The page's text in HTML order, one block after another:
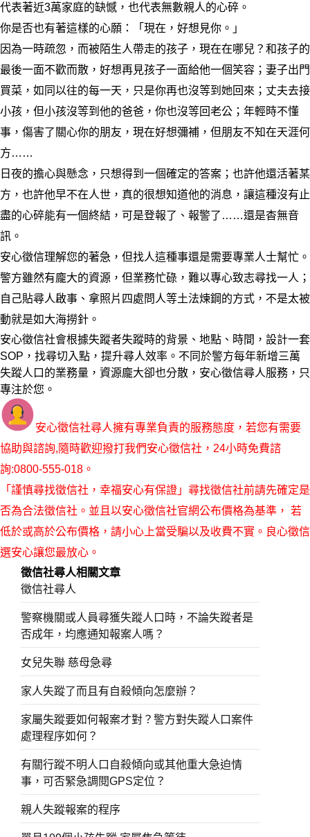
代表著近3萬家庭的缺憾，也代表無數親人的心碎。
你是否也有著這樣的心願：「現在，好想見你。」
因為一時疏忽，而被陌生人帶走的孩子，現在在哪兒？和孩子的
最後一面不歡而散，好想再見孩子一面給他一個笑容；妻子出門
買菜，如同以往的每一天，只是你再也沒等到她回來；丈夫去接
小孩，但小孩沒等到他的爸爸，你也沒等回老公；年輕時不懂
事，傷害了關心你的朋友，現在好想彌補，但朋友不知在天涯何
方……
日夜的擔心與懸念，只想得到一個確定的答案；也許他還活著某
方，也許他早不在人世，真的很想知道他的消息，讓這種沒有止
盡的心碎能有一個終結，可是登報了、報警了……還是杳無音
訊。
安心徵信理解您的著急，但找人這種事還是需要專業人士幫忙。
警方雖然有龐大的資源，但業務忙碌，難以專心致志尋找一人；
自己貼尋人啟事、拿照片四處問人等土法煉鋼的方式，不是太被
動就是如大海撈針。
安心徵信社會根據失蹤者失蹤時的背景、地點、時間，設計一套
SOP，找尋切入點，提升尋人效率。不同於警方每年新增三萬
失蹤人口的業務量，資源龐大卻也分散，安心徵信尋人服務，只
專注於您。
安心徵信社尋人擁有專業負責的服務態度，若您有需要
協助與諮詢,隨時歡迎撥打我們安心徵信社，24小時免費諮
詢:0800-555-018。
「謹慎尋找徵信社，幸福安心有保證」尋找徵信社前請先確定是
否為合法徵信社。並且以安心徵信社官網公布價格為基準， 若
低於或高於公布價格，請小心上當受騙以及收費不實。良心徵信
選安心讓您最放心。
徵信社尋人相關文章
徵信社尋人
警察機關或人員尋獲失蹤人口時，不論失蹤者是
否成年，均應通知報案人嗎？
女兒失聯 慈母急尋
家人失蹤了而且有自殺傾向怎麼辦？
家屬失蹤要如何報案才對？警方對失蹤人口案件
處理程序如何？
有關行蹤不明人口自殺傾向或其他重大急迫情
事，可否緊急調閱GPS定位？
親人失蹤報案的程序